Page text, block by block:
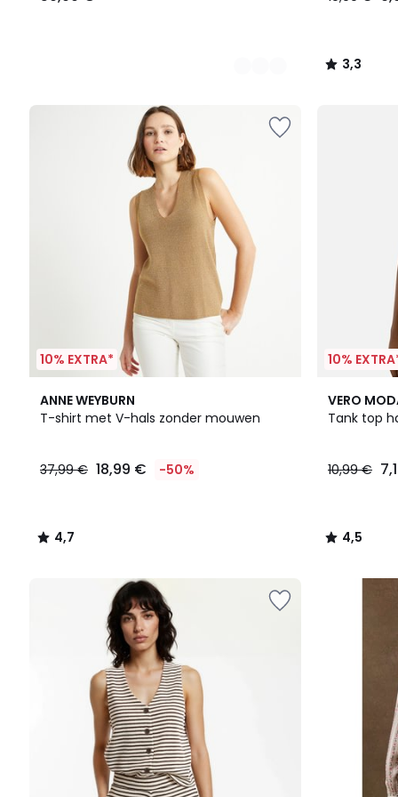
3,3
/
10% EXTRA*
ANNE WEYBURN
T-shirt met V-hals zonder mouwen
37,99 € 18,99 € -50%
4,7
/ 5
4,7
/
10%
VERO
Tank top
10,99 €
4,5
/ 5
2
Kleuren
4,5
/